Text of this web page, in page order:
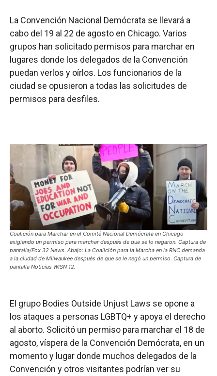
La Convención Nacional Demócrata se llevará a
cabo del 19 al 22 de agosto en Chicago. Varios
grupos han solicitado permisos para marchar en
lugares donde los delegados de la Convención
puedan verlos y oírlos. Los funcionarios de la
ciudad se opusieron a todas las solicitudes de
permisos para desfiles.
Coalición para Marchar en el Comité Nacional Demócrata en Chicago
exigiendo un permiso para marchar después de que se lo negaron. Captura de
pantalla/Fox 32 News. Abajo: La Coalición para la Marcha en la RNC demanda
a la ciudad de Milwaukee después de que se le negó un permiso. Captura de
pantalla Noticias WISN 12.
El grupo Bodies Outside Unjust Laws se opone a
los ataques a personas LGBTQ+ y apoya el derecho
al aborto. Solicitó un permiso para marchar el 18 de
agosto, víspera de la Convención Demócrata, en un
momento y lugar donde muchos delegados de la
Convención y otros visitantes podrían ver su